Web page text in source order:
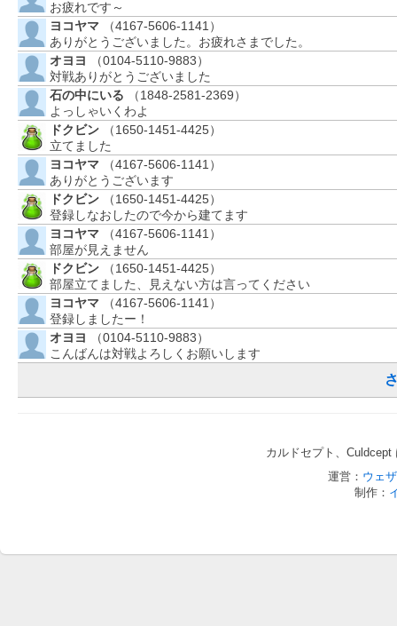
お疲れです～
ヨコヤマ
（4167-5606-1141）
ありがとうございました。お疲れさまでした。
オヨヨ
（0104-5110-9883）
対戦ありがとうございました
石の中にいる
（1848-2581-2369）
よっしゃいくわよ
ドクビン
（1650-1451-4425）
立てました
ヨコヤマ
（4167-5606-1141）
ありがとうございます
ドクビン
（1650-1451-4425）
登録しなおしたので今から建てます
ヨコヤマ
（4167-5606-1141）
部屋が見えません
ドクビン
（1650-1451-4425）
部屋立てました、見えない方は言ってください
ヨコヤマ
（4167-5606-1141）
登録しましたー！
オヨヨ
（0104-5110-9883）
こんばんは対戦よろしくお願いします
カルドセプト、
運営： ウェ
制作：